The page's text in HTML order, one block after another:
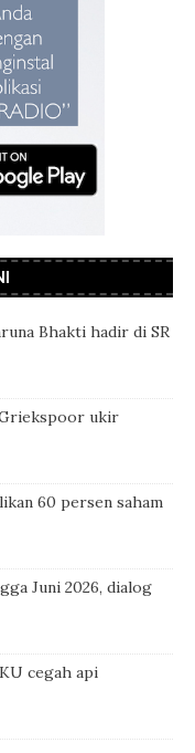
Bhakti hadir di SR
Griekspoor ukir
60 persen saham
Juni 2026, dialog
cegah api